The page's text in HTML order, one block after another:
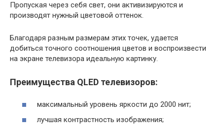
Пропуская через себя свет, они активизируются и
производят нужный цветовой оттенок.
Благодаря разным размерам этих точек, удается
добиться точного соотношения цветов и воспроизвести
на экране телевизора идеальную картинку.
Преимущества QLED телевизоров:
максимальный уровень яркости до 2000 нит;
лучшая контрастность изображения;